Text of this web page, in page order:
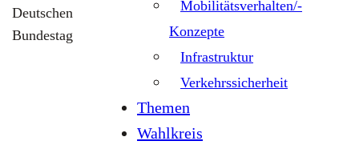
Deutschen
Bundestag
Mobilitätsverhalten/-
Konzepte
Infrastruktur
Verkehrssicherheit
Themen
Wahlkreis